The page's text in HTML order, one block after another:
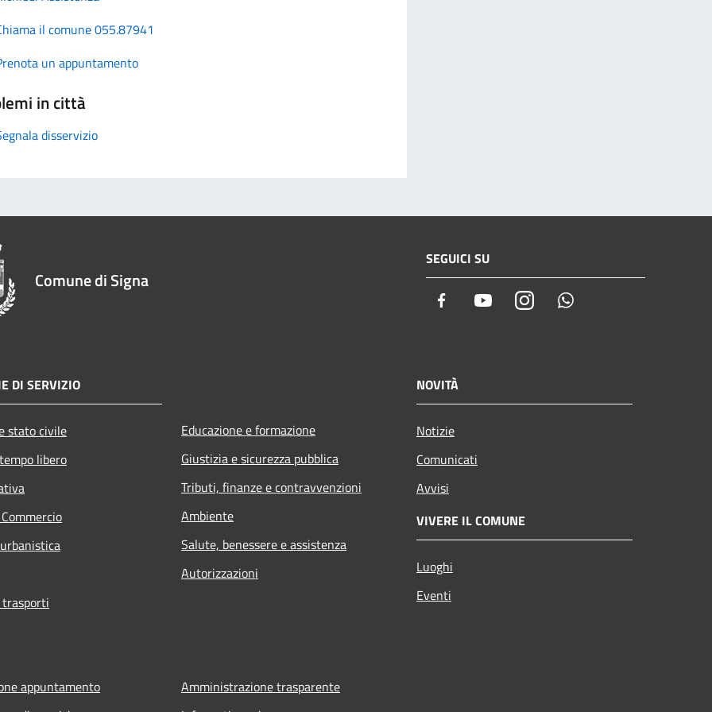
il comune 055.87941
un appuntamento
in città
disservizio
Comune di Signa
SEGUICI SU
Facebook YoutubeInstagram
DI SERVIZIO
stato civile
libero
Educazione e formazione
Giustizia e sicurezza pubblica
Tributi, finanze e contravvenzioni
Ambiente
Salute, benessere e assistenza
Autorizzazioni
NOVITÀ
Notizie
Comunicati
Avvisi
VIVERE IL COMUNE
Luoghi
Eventi
appuntamento
Amministrazione trasparente